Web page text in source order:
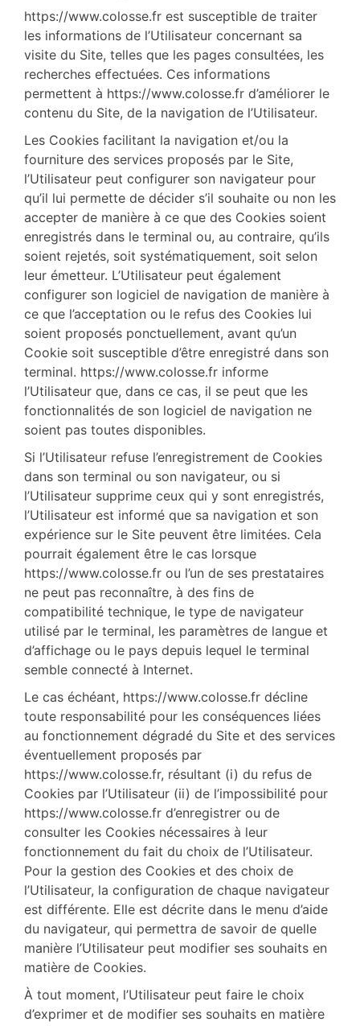
https://www.colosse.fr est susceptible de traiter
les informations de l’Utilisateur concernant sa
visite du Site, telles que les pages consultées, les
recherches effectuées. Ces informations
permettent à https://www.colosse.fr d’améliorer le
contenu du Site, de la navigation de l’Utilisateur.
Les Cookies facilitant la navigation et/ou la
fourniture des services proposés par le Site,
l’Utilisateur peut configurer son navigateur pour
qu’il lui permette de décider s’il souhaite ou non les
accepter de manière à ce que des Cookies soient
enregistrés dans le terminal ou, au contraire, qu’ils
soient rejetés, soit systématiquement, soit selon
leur émetteur. L’Utilisateur peut également
configurer son logiciel de navigation de manière à
ce que l’acceptation ou le refus des Cookies lui
soient proposés ponctuellement, avant qu’un
Cookie soit susceptible d’être enregistré dans son
terminal. https://www.colosse.fr informe
l’Utilisateur que, dans ce cas, il se peut que les
fonctionnalités de son logiciel de navigation ne
soient pas toutes disponibles.
Si l’Utilisateur refuse l’enregistrement de Cookies
dans son terminal ou son navigateur, ou si
l’Utilisateur supprime ceux qui y sont enregistrés,
l’Utilisateur est informé que sa navigation et son
expérience sur le Site peuvent être limitées. Cela
pourrait également être le cas lorsque
https://www.colosse.fr ou l’un de ses prestataires
ne peut pas reconnaître, à des fins de
compatibilité technique, le type de navigateur
utilisé par le terminal, les paramètres de langue et
d’affichage ou le pays depuis lequel le terminal
semble connecté à Internet.
Le cas échéant, https://www.colosse.fr décline
toute responsabilité pour les conséquences liées
au fonctionnement dégradé du Site et des services
éventuellement proposés par
https://www.colosse.fr, résultant (i) du refus de
Cookies par l’Utilisateur (ii) de l’impossibilité pour
https://www.colosse.fr d’enregistrer ou de
consulter les Cookies nécessaires à leur
fonctionnement du fait du choix de l’Utilisateur.
Pour la gestion des Cookies et des choix de
l’Utilisateur, la configuration de chaque navigateur
est différente. Elle est décrite dans le menu d’aide
du navigateur, qui permettra de savoir de quelle
manière l’Utilisateur peut modifier ses souhaits en
matière de Cookies.
À tout moment, l’Utilisateur peut faire le choix
d’exprimer et de modifier ses souhaits en matière